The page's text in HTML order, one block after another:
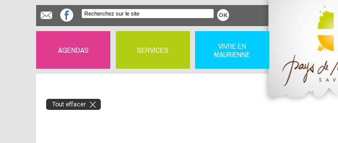
AGENDAS SERVICES
VIVRE EN
MAURIENNE
Tout effacer